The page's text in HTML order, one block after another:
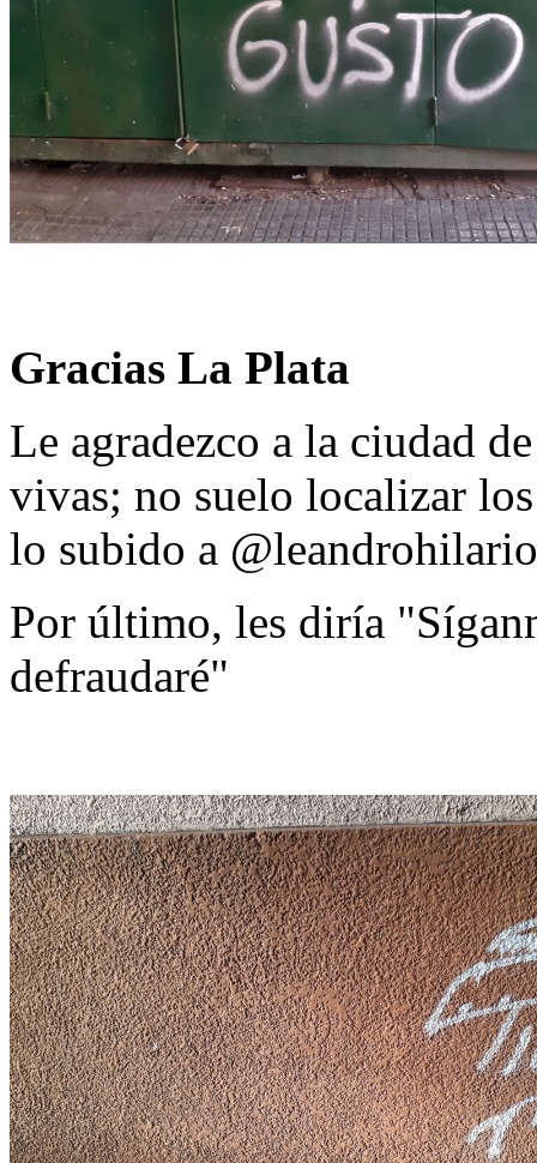
Gracias La Plata
Le agradezco a la ciudad
vivas; no suelo localizar
lo subido a
Por último, les diría
defraudaré"